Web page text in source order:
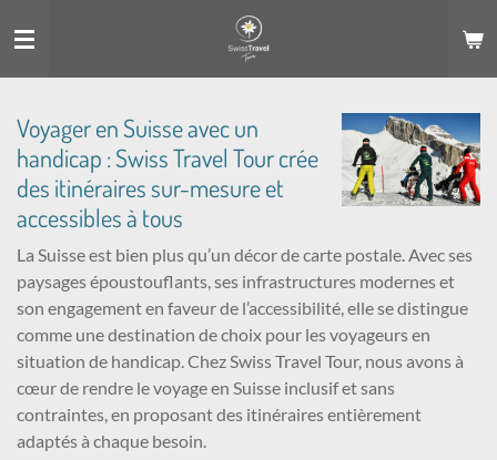
au
contenu
Voyager en Suisse avec un
handicap : Swiss Travel Tour crée
des itinéraires sur-mesure et
accessibles à tous
La Suisse est bien plus qu’un décor de carte postale. Avec ses
paysages époustouflants, ses infrastructures modernes et
son engagement en faveur de l’accessibilité, elle se distingue
comme une destination de choix pour les voyageurs en
situation de handicap. Chez Swiss Travel Tour, nous avons à
cœur de rendre le voyage en Suisse inclusif et sans
contraintes, en proposant des itinéraires entièrement
adaptés à chaque besoin.